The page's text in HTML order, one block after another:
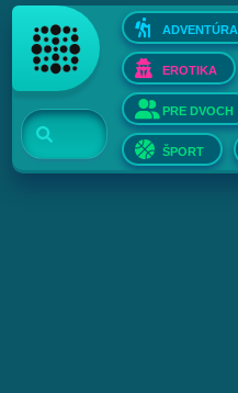
ADVENTÚRA
EROTIKA
PRE DVOCH
ŠPORT